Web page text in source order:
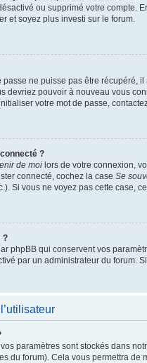
ou supprimé votre
et soyez plus investi sur le forum.
passe ne puisse pas être
devriez pouvoir à nouveau vous
votre mot de passe,
?
de moi lors de votre connexion,
connecté, cochez la case Se
Si vous ne voyez pas cette case,
?
phpBB qui conservent vos
par un administrateur du forum.
paramètres sont stockés dans
du forum). Cela vous permettra